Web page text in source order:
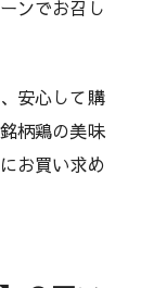
ンでお召し
安心して購
柄鶏の美味
お買い求め